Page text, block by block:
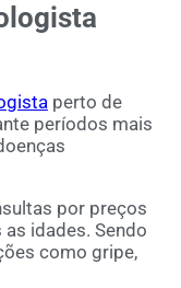
perto de
períodos mais
por preços
idades. Sendo
como gripe,